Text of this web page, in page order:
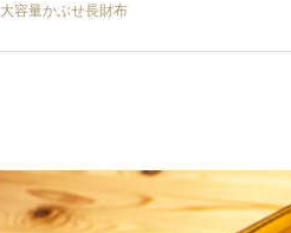
大容量かぶせ長財布